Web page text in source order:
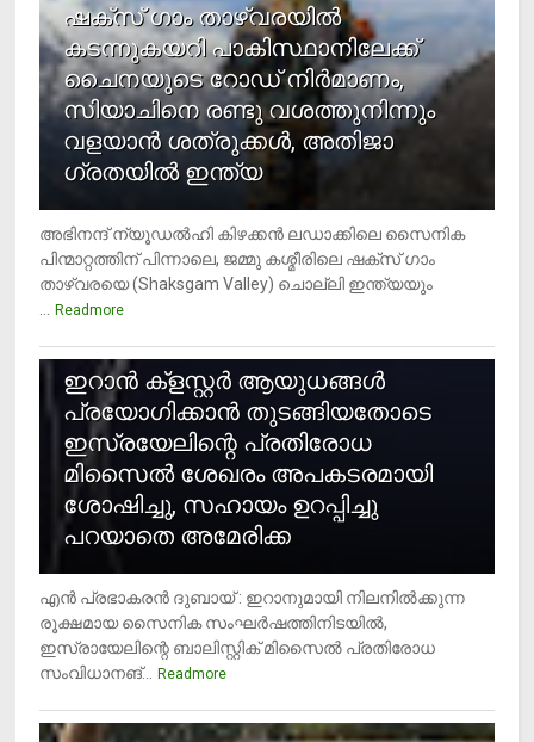
ഷക്സ് ​ഗാം താഴ്‌വരയിൽ
കടന്നുകയറി പാകിസ്ഥാനിലേക്ക്
ചൈനയുടെ റോഡ് നിർമാണം,
സിയാചിനെ രണ്ടു വശത്തുനിന്നും
വളയാൻ ശത്രുക്കൾ, അതിജാ​
ഗ്രതയിൽ ഇന്ത്യ
അഭിനന്ദ് ന്യൂഡൽഹി കിഴക്കൻ ലഡാക്കിലെ സൈനിക
പിന്മാറ്റത്തിന് പിന്നാലെ, ജമ്മു കശ്മീരിലെ ഷക്സ് ​ഗാം
താഴ്‌വരയെ (Shaksgam Valley) ചൊല്ലി ഇന്ത്യയും
Readmore
ഇറാന്‍ ക്‌ളസ്റ്റര്‍ ആയുധങ്ങള്‍
പ്രയോഗിക്കാന്‍ തുടങ്ങിയതോടെ
ഇസ്രയേലിന്റെ പ്രതിരോധ
മിസൈല്‍ ശേഖരം അപകടരമായി
ശോഷിച്ചു, സഹായം ഉറപ്പിച്ചു
പറയാതെ അമേരിക്ക
എന്‍ പ്രഭാകരന്‍ ദുബായ് : ഇറാനുമായി നിലനില്‍ക്കുന്ന
രൂക്ഷമായ സൈനിക സംഘര്‍ഷത്തിനിടയില്‍,
ഇസ്രായേലിന്റെ ബാലിസ്റ്റിക് മിസൈല്‍ പ്രതിരോധ
സംവിധാനങ്...
Readmore